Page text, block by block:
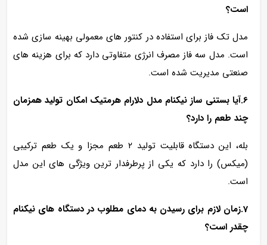
است؟
مدل تک فاز برای استفاده در کنتور های معمولی بهینه‌ سازی شده
است. مدل سه فاز مصرف انرژی متفاوتی دارد که برای هزینه‌ های
صنعتی مدیریت‌ شده است.
6.آیا بستنی ساز نیکنام مدل دلارام هرمتیک امکان تولید همزمان
چند طعم را دارد؟
بله، این دستگاه قابلیت تولید ۲ طعم مجزا و یک طعم ترکیبی
(میکس) را دارد که یکی از پرطرفدار ترین ویژگی‌ های این مدل
است.
7.زمان لازم برای رسیدن به دمای مطلوب در دستگاه‌ های نیکنام
چقدر است؟